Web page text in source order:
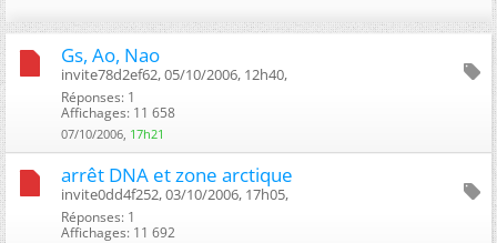
Gs, Ao, Nao
invite78d2ef62, 05/10/2006, 12h40, ‎
Réponses: 1
Affichages: 11 658
07/10/2006, 17h21
arrêt DNA et zone arctique
invite0dd4f252, 03/10/2006, 17h05, ‎
Réponses: 1
Affichages: 11 692